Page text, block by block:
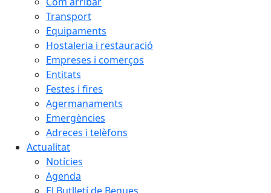
Transport
Equipaments
Hostaleria i restauració
Empreses i comerços
Entitats
Festes i fires
Agermanaments
Emergències
Adreces i telèfons
Actualitat
Notícies
Agenda